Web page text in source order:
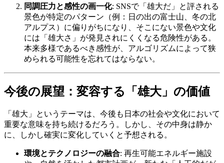
同調圧力と感性の画一化: SNSで「雄大だ」と評される
景色が特定のパターン（例：日の出の富士山、冬の北
アルプス）に偏りがちになり、そこにない景色や文化
には「雄大さ」が発見されにくくなる危険性がある。
本来多様であるべき感性が、アルゴリズムによって狭
められる可能性を忘れてはならない。
今後の展望：変容する「雄大」の価値
「雄大」というテーマは、今後も日本の社会や文化において
重要な意味を持ち続けるだろう。しかし、その中身は静か
に、しかし確実に変化していくと予想される。
環境とテクノロジーの融合: 再生可能エネルギー施設